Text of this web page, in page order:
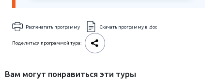
Распечатать программу Скачать программу в .doc
Поделиться программой тура:
Вам могут понравиться эти туры